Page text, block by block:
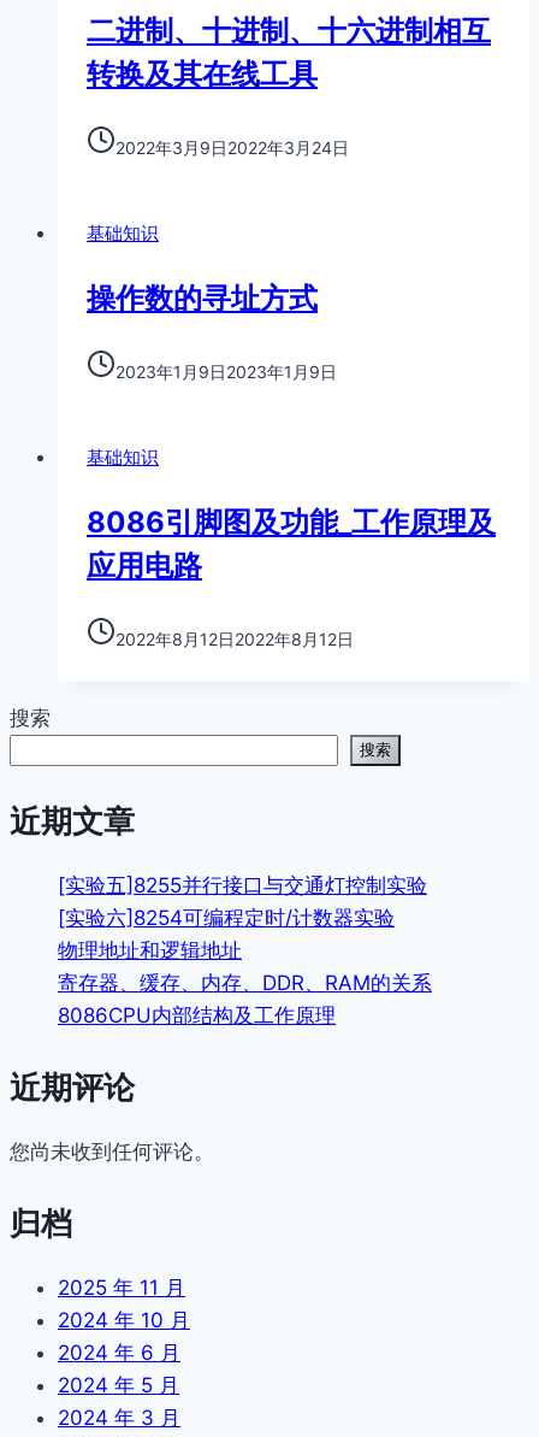
二进制、十进制、十六进制相互
转换及其在线工具
2022年3月9日2022年3月24日
基础知识
操作数的寻址方式
2023年1月9日2023年1月9日
基础知识
8086引脚图及功能_工作原理及
应用电路
2022年8月12日2022年8月12日
搜索
搜索
近期文章
[实验五]8255并行接口与交通灯控制实验
[实验六]8254可编程定时/计数器实验
物理地址和逻辑地址
寄存器、缓存、内存、DDR、RAM的关系
8086CPU内部结构及工作原理
近期评论
您尚未收到任何评论。
归档
2025 年 11 月
2024 年 10 月
2024 年 6 月
2024 年 5 月
2024 年 3 月